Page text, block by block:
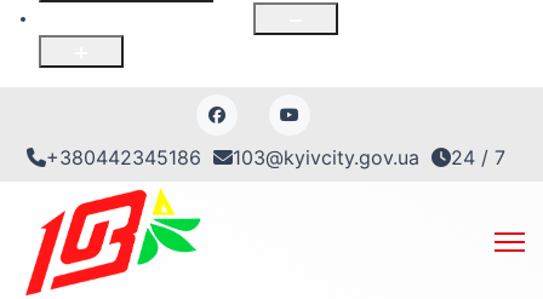
+380442345186 103@kyivcity.gov.ua 24 / 7